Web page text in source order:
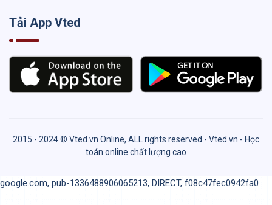
Tải App Vted
2015 - 2024 © Vted.vn Online, ALL rights reserved - Vted.vn - Học
toán online chất lượng cao
google.com, pub-1336488906065213, DIRECT, f08c47fec0942fa0